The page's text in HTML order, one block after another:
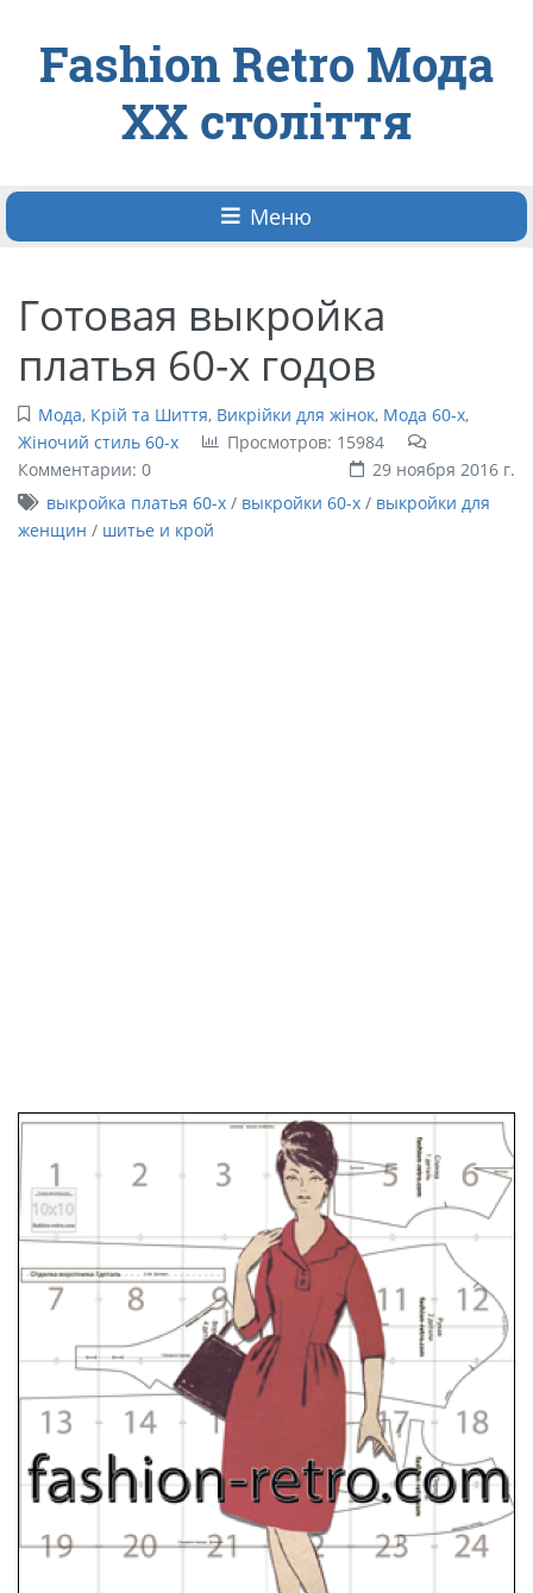
Fashion Retro Мода
ХХ століття
Меню
Готовая выкройка
платья 60-х годов
Мода, Крій та Шиття, Викрійки для жінок, Мода 60-х,
Жіночий стиль 60-х
Просмотров: 15984
Комментарии: 0
29 ноября 2016 г.
выкройка платья 60-х/ выкройки 60-х/ выкройки для
женщин / шитье и крой